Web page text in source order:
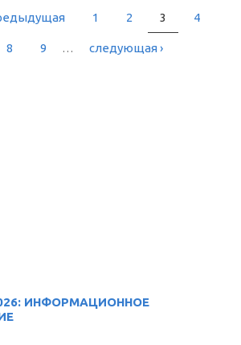
1 2 3 4
8 9 … следующая ›
ИНФОРМАЦИОННОЕ